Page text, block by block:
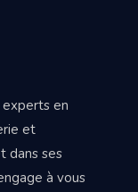
experts en
et
dans ses
à vous